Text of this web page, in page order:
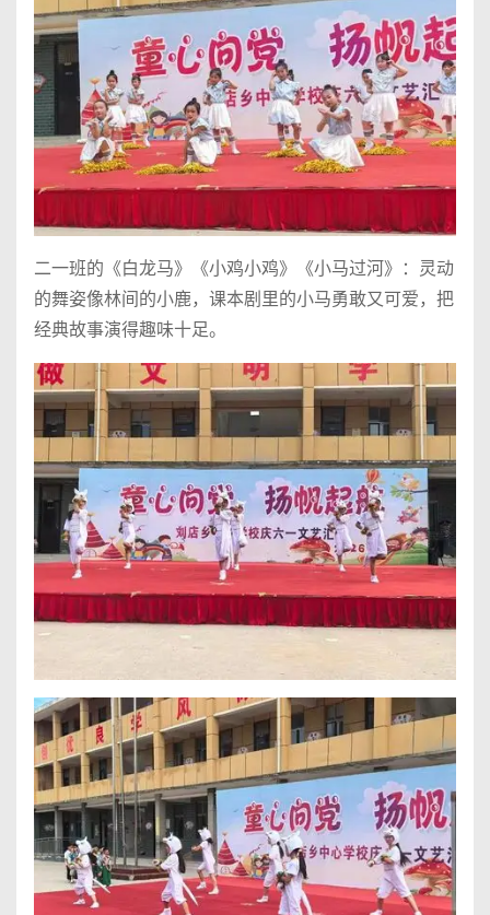
二一班的《白龙马》《小鸡小鸡》《小马过河》：灵动
的舞姿像林间的小鹿，课本剧里的小马勇敢又可爱，把
经典故事演得趣味十足。